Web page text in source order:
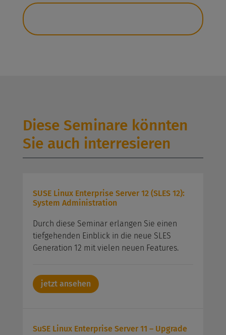
Diese Seminare könnten
Sie auch interresieren
SUSE Linux Enterprise Server 12 (SLES 12):
System Administration
Durch diese Seminar erlangen Sie einen
tiefgehenden Einblick in die neue SLES
Generation 12 mit vielen neuen Features.
jetzt ansehen
SuSE Linux Enterprise Server 11 – Upgrade